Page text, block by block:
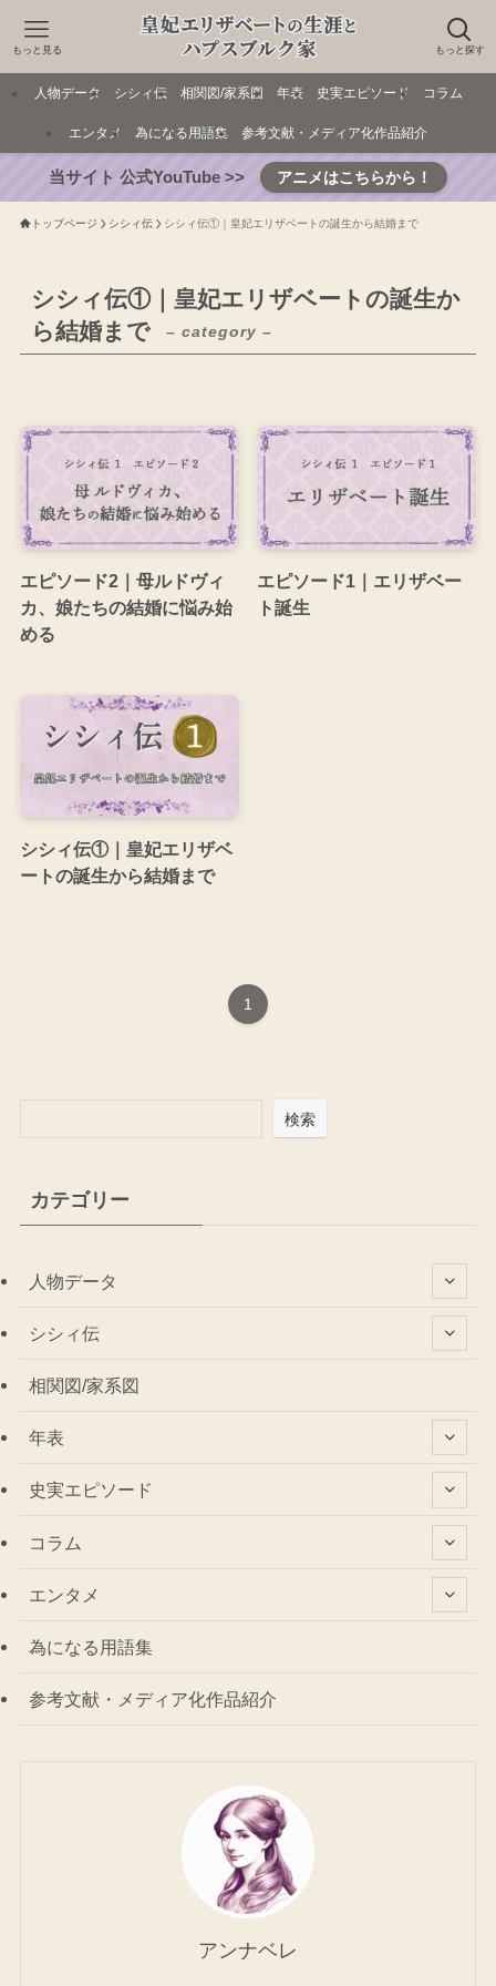
もっと探す
もっと見る
人物データ シシィ伝 相関図/家系図 年表 史実エピソード コラム
エンタメ 為になる用語集 参考文献・メディア化作品紹介
当サイト 公式YouTube >> アニメはこちらから！
トップページ シシィ伝 シシィ伝①｜皇妃エリザベートの誕生から結婚まで
シシィ伝①｜皇妃エリザベートの誕生か
ら結婚まで
– category –
エピソード2｜母ルドヴィ
カ、娘たちの結婚に悩み始
める
エピソード1｜エリザベー
ト誕生
シシィ伝①｜皇妃エリザベ
ートの誕生から結婚まで
1
検索
カテゴリー
人物データ
シシィ伝
相関図/家系図
年表
史実エピソード
コラム
エンタメ
為になる用語集
参考文献・メディア化作品紹介
アンナベレ